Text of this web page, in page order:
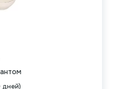
дней)